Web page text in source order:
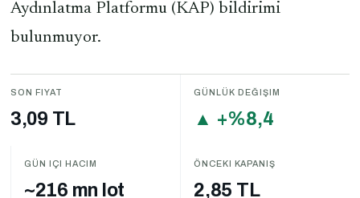
Aydınlatma Platformu (KAP) bildirimi
bulunmuyor.
SON FIYAT
3,09 TL
GÜNLÜK DEĞIŞIM
▲ +%8,4
GÜN IÇI HACIM
~216 mn lot
ÖNCEKI KAPANIŞ
2,85 TL